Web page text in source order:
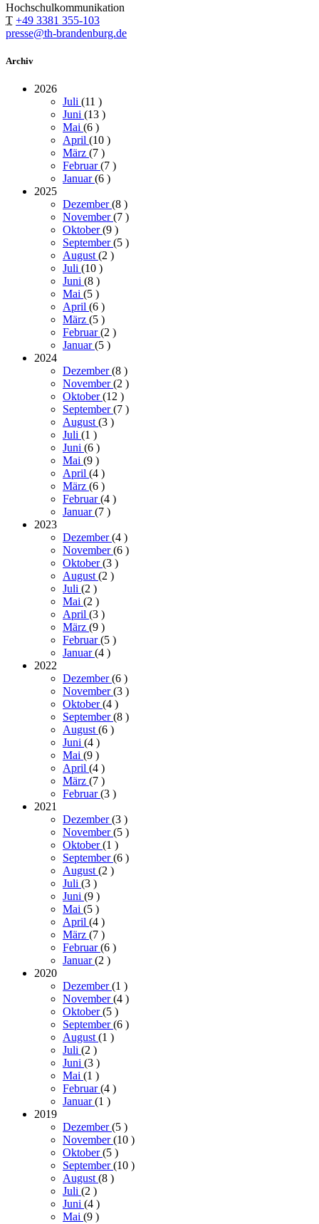
Hochschulkommunikation
T +49 3381 355-103
presse@th-brandenburg.de
Archiv
2026
Juli (11 )
Juni (13 )
Mai (6 )
April (10 )
März (7 )
Februar(7 )
Januar(6 )
2025
Dezember(8 )
November(7 )
Oktober(9 )
September(5 )
August(2 )
Juli (10 )
Juni (8 )
Mai (5 )
April (6 )
März (5 )
Februar(2 )
Januar(5 )
2024
Dezember(8 )
November(2 )
Oktober(12 )
September(7 )
August(3 )
Juli (1 )
Juni (6 )
Mai (9 )
April (4 )
März (6 )
Februar(4 )
Januar(7 )
2023
Dezember(4 )
November(6 )
Oktober(3 )
August(2 )
Juli (2 )
Mai (2 )
April (3 )
März (9 )
Februar(5 )
Januar(4 )
2022
Dezember(6 )
November(3 )
Oktober(4 )
September(8 )
August(6 )
Juni (4 )
Mai (9 )
April (4 )
März (7 )
Februar(3 )
2021
Dezember(3 )
November(5 )
Oktober(1 )
September(6 )
August(2 )
Juli (3 )
Juni (9 )
Mai (5 )
April (4 )
März (7 )
Februar(6 )
Januar(2 )
2020
Dezember(1 )
November(4 )
Oktober(5 )
September(6 )
August(1 )
Juli (2 )
Juni (3 )
Mai (1 )
Februar(4 )
Januar(1 )
2019
Dezember(5 )
November(10 )
Oktober(5 )
September(10 )
August(8 )
Juli (2 )
Juni (4 )
Mai (9 )